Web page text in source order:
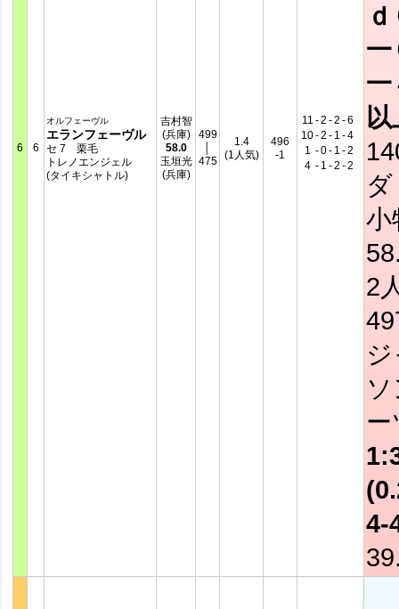
6 6
オルフェーヴル
エランフェーヴル
セ 7 栗毛
トレノエンジェル
(タイキシャトル)
吉村智
(兵庫)
58.0
玉垣光
(兵庫)
499
475
1.4
(1人気)
496
-1
11 -2 -2 -6
10-2 - 1 -4
1 -0- 1 -2
4 - 1 -2 -2
一
一
2
4-